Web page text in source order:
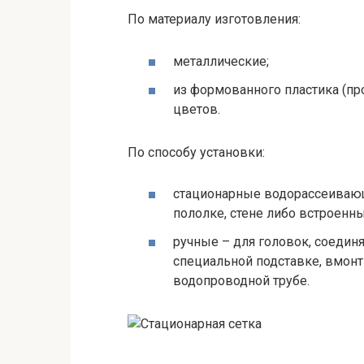
По материалу изготовления:
металлические;
из формованного пластика
цветов.
По способу установки:
стационарные
пололке, стене либо
ручные – для головок,
специальной подставке,
водопроводной трубе.